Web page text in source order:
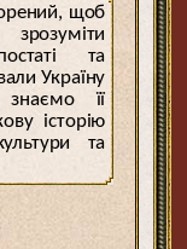
щоб
та
Україну
її
історію
та